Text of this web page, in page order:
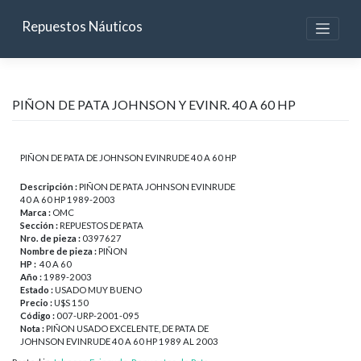
contentRepuestos Náuticos
PIÑON DE PATA JOHNSON Y EVINR. 40 A 60 HP
PIÑON DE PATA DE JOHNSON EVINRUDE 40 A 60 HP
Descripción :PIÑON DE PATA JOHNSON EVINRUDE
40 A 60 HP 1989-2003
Marca : OMC
Sección :REPUESTOS DE PATA
Nro. de pieza : 0397627
Nombre de pieza :PIÑON
HP : 40 A 60
Año : 1989-2003
Estado :USADO MUY BUENO
Precio :U$S 150
Código : 007-URP-2001-095
Nota :PIÑON USADO EXCELENTE, DE PATA DE
JOHNSON EVINRUDE 40 A 60 HP 1989 AL 2003